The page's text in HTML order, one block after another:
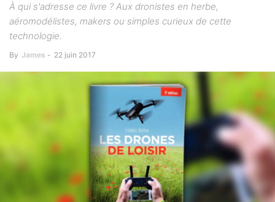
À qui s'adresse ce livre ? Aux dronistes en herbe,
aéromodélistes, makers ou simples curieux de cette
technologie.
By James - 22 juin 2017